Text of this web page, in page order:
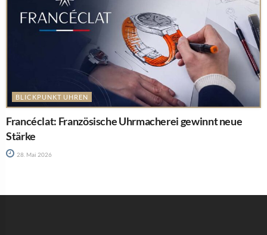
BLICKPUNKT UHREN
Francéclat: Französische Uhrmacherei gewinnt neue
Stärke
28. Mai 2026